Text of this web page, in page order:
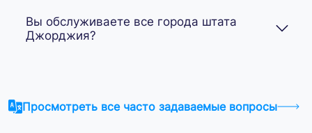
Вы обслуживаете все города штата
Джорджия?
Просмотреть все часто задаваемые вопросы